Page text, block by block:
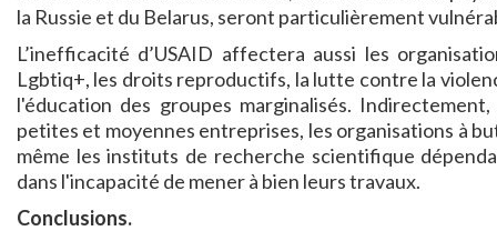
la Russie et du Belarus, seront particulièrement
L’inefficacité d’USAID affectera aussi les
Lgbtiq+, les droits reproductifs, la lutte contre la
l'éducation des groupes marginalisés.
petites et moyennes entreprises, les organisations à
même les instituts de recherche scientifique
dans l'incapacité de mener à bien leurs travaux.
Conclusions.